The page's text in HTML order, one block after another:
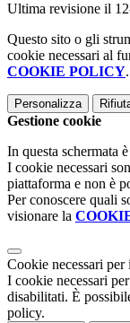
Ultima revisione il
Questo sito o gli
cookie necessari al
COOKIE POLICY.
Personalizza
Gestione cookie
In questa schermata
I cookie necessari
piattaforma e non è
Per conoscere quali
visionare la
Cookie necessari
I cookie necessari
disabilitati. È
policy.